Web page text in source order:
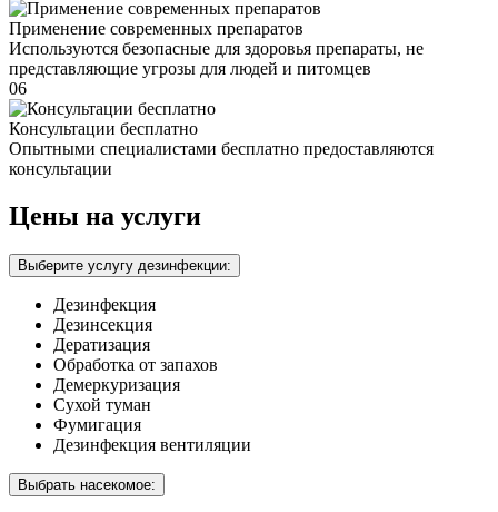
Применение современных препаратов
Используются безопасные для здоровья препараты, не
представляющие угрозы для людей и питомцев
06
Консультации бесплатно
Опытными специалистами бесплатно предоставляются
консультации
Цены на услуги
Выберите услугу дезинфекции:
Дезинфекция
Дезинсекция
Дератизация
Обработка от запахов
Демеркуризация
Сухой туман
Фумигация
Дезинфекция вентиляции
Выбрать насекомое: